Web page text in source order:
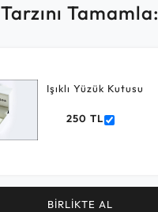
Tarzını Tamamla:
Işıklı Yüzük Kutusu
250 TL
BİRLİKTE AL